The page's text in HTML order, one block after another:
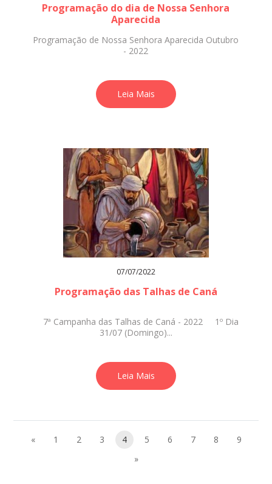
Programação do dia de Nossa Senhora
Aparecida
Programação de Nossa Senhora Aparecida Outubro
- 2022
Leia Mais
07/07/2022
Programação das Talhas de Caná
7ª Campanha das Talhas de Caná - 2022 1º Dia
31/07 (Domingo)...
Leia Mais
« 1 2 3 4 5 6 7 8
9
»